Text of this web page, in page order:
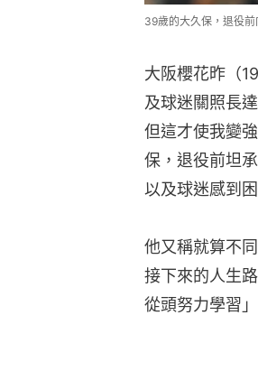
39歲的大久保，退役前
大阪櫻花昨（
及球迷關照長
但這才使我變
保，退役前坦
以及球迷感到
他又稱就算不
接下來的人生
從頭努力學習」